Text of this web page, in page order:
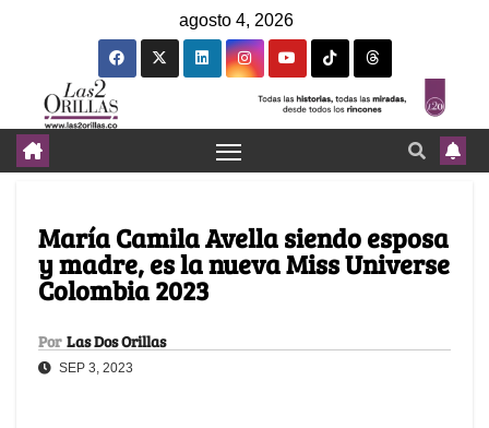
agosto 4, 2026
María Camila Avella siendo esposa
y madre, es la nueva Miss Universe
Colombia 2023
Por Las Dos Orillas
SEP 3, 2023